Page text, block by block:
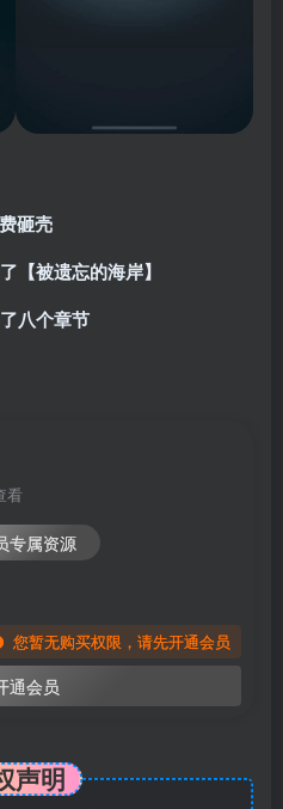
砸壳
【被遗忘的海岸】
八个章节
看
专属资源
您暂无购买权限，请先开通会员
通会员
声明